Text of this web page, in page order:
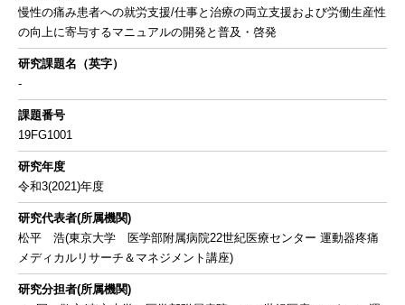
慢性の痛み患者への就労支援/仕事と治療の両立支援および労働生産性
の向上に寄与するマニュアルの開発と普及・啓発
研究課題名（英字）
-
課題番号
19FG1001
研究年度
令和3(2021)年度
研究代表者(所属機関)
松平 浩(東京大学 医学部附属病院22世紀医療センター 運動器疼痛
メディカルリサーチ＆マネジメント講座)
研究分担者(所属機関)